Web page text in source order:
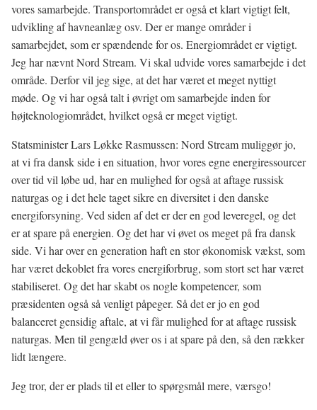
vores samarbejde. Transportområdet er også et klart vigtigt felt,
udvikling af havneanlæg osv. Der er mange områder i
samarbejdet, som er spændende for os. Energiområdet er vigtigt.
Jeg har nævnt Nord Stream. Vi skal udvide vores samarbejde i det
område. Derfor vil jeg sige, at det har været et meget nyttigt
møde. Og vi har også talt i øvrigt om samarbejde inden for
højteknologiområdet, hvilket også er meget vigtigt.
Statsminister Lars Løkke Rasmussen: Nord Stream muliggør jo,
at vi fra dansk side i en situation, hvor vores egne energiressourcer
over tid vil løbe ud, har en mulighed for også at aftage russisk
naturgas og i det hele taget sikre en diversitet i den danske
energiforsyning. Ved siden af det er der en god leveregel, og det
er at spare på energien. Og det har vi øvet os meget på fra dansk
side. Vi har over en generation haft en stor økonomisk vækst, som
har været dekoblet fra vores energiforbrug, som stort set har været
stabiliseret. Og det har skabt os nogle kompetencer, som
præsidenten også så venligt påpeger. Så det er jo en god
balanceret gensidig aftale, at vi får mulighed for at aftage russisk
naturgas. Men til gengæld øver os i at spare på den, så den rækker
lidt længere.
Jeg tror, der er plads til et eller to spørgsmål mere, værsgo!